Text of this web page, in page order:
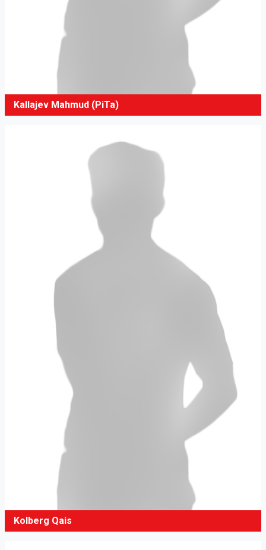
Kallajev Mahmud (PiTa)
Kolberg Qais